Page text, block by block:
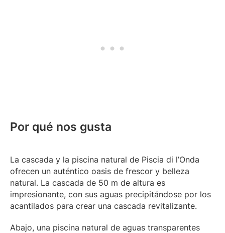
Por qué nos gusta
La cascada y la piscina natural de Piscia di l’Onda
ofrecen un auténtico oasis de frescor y belleza
natural. La cascada de 50 m de altura es
impresionante, con sus aguas precipitándose por los
acantilados para crear una cascada revitalizante.
Abajo, una piscina natural de aguas transparentes